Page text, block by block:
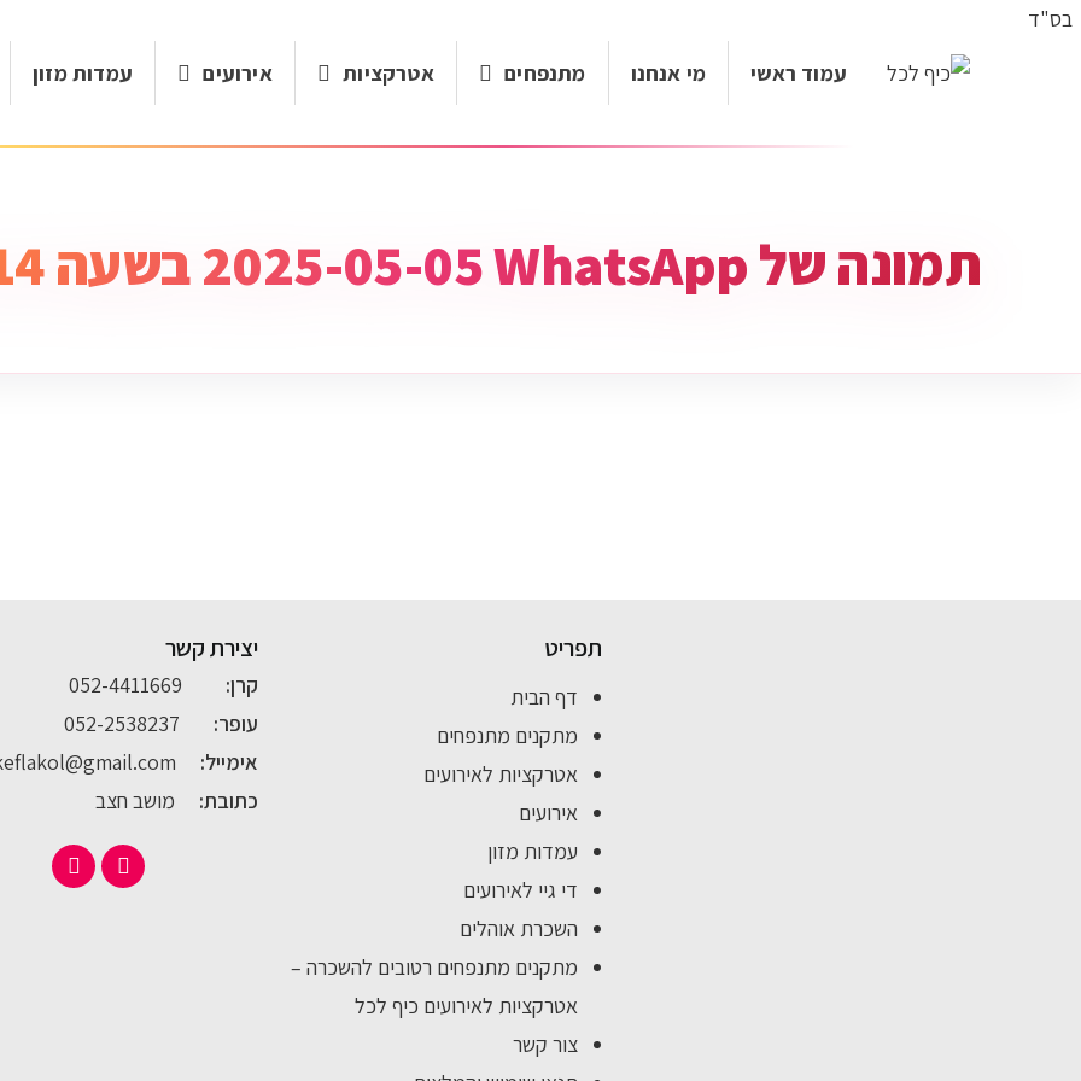
עמוד ראשי מי אנחנו מתנפחים אטרקציות אירועים עמדות מזון
תמונה של WhatsApp‏ 2025-05-05 בשעה 20.56.14_722de134
בס"ד
תפריט
דף הבית
מתקנים מתנפחים
אטרקציות לאירועים
אירועים
עמדות מזון
די גיי לאירועים
השכרת אוהלים
מתקנים מתנפחים רטובים להשכרה –
אטרקציות לאירועים כיף לכל
צור קשר
יצירת קשר
קרן:
052-4411669
עופר:
052-2538237
אימייל:
כתובת: מושב חצב